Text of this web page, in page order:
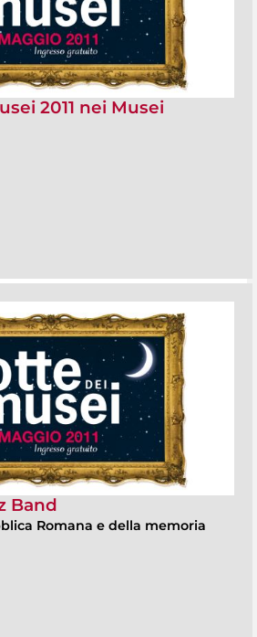
2011 nei Musei
Band
Romana e della memoria